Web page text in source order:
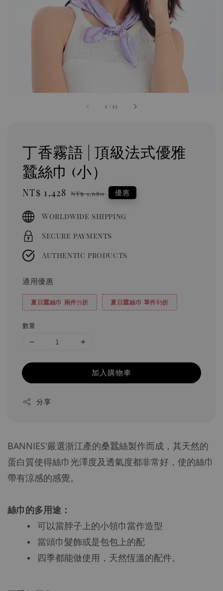
1 / 12
丁香霧語 | 頂級法式優雅
蠶絲巾 (小）
Sale
NT$ 1,428 Regular
NT$ 1,680 優惠
Worldwide shipping
Secure payments
Authentic products
適用優惠
夏日蠶絲巾 兩件75折 夏日蠶絲巾 單件85折
數量
加入購物車
分享
BANNIES'嚴選浙江產的桑蠶絲製作而成，其天然的
蛋白質使得絲巾光澤度及透氣度都非常好，使的絲巾
帶有涼感的感覺。
絲巾的多用途：
可以當脖子上的小領巾當作造型
當頭巾髮飾或是包包上的配
四季都能做使用，天然恆溫的配件。